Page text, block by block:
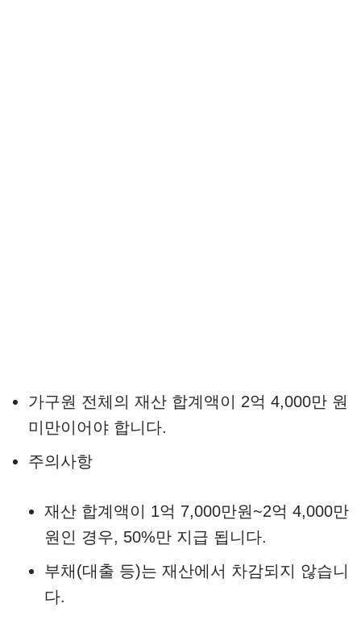
가구원 전체의 재산 합계액이 2억 4,000만 원
미만이어야 합니다.
주의사항
재산 합계액이 1억 7,000만원~2억 4,000만
원인 경우, 50%만 지급 됩니다.
부채(대출 등)는 재산에서 차감되지 않습니
다.